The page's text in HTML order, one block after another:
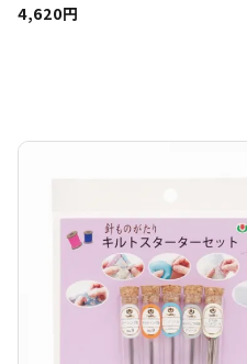
4,620円